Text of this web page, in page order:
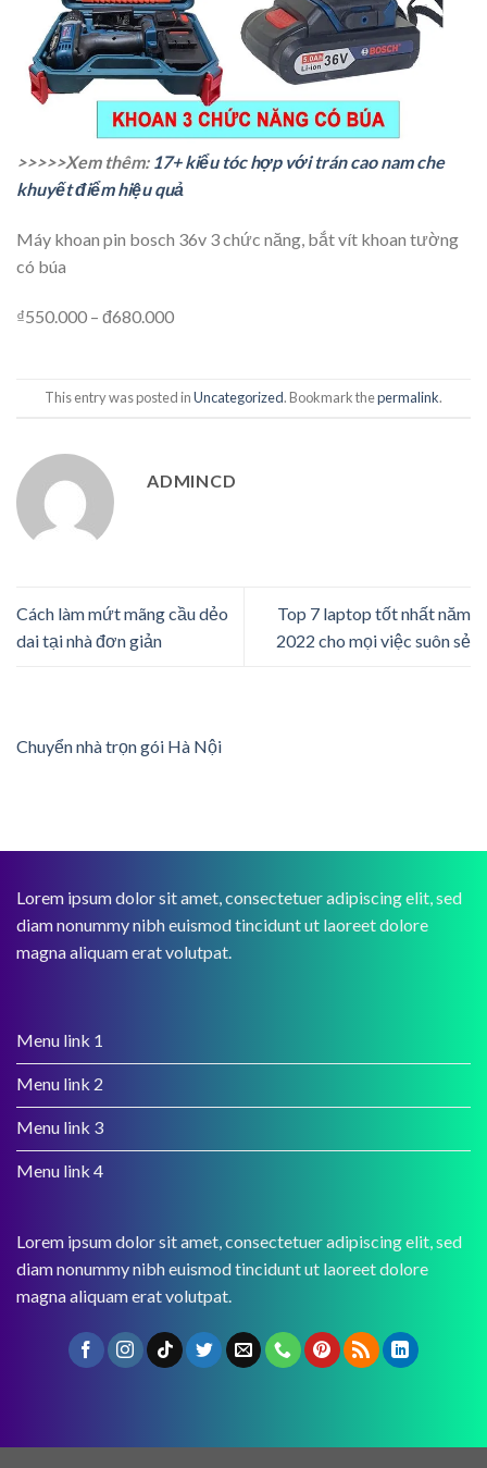
>>>>>Xem thêm: 17+ kiểu tóc hợp với trán cao nam che
khuyết điểm hiệu quả
Máy khoan pin bosch 36v 3 chức năng, bắt vít khoan tường
có búa
₫550.000 – đ680.000
This entry was posted inUncategorized. Bookmark thepermalink.
ADMINCD
Cách làm mứt mãng cầu dẻo
dai tại nhà đơn giản
Top 7 laptop tốt nhất năm
2022 cho mọi việc suôn sẻ
Chuyển nhà trọn gói Hà Nội
Lorem ipsum dolor sit amet, consectetuer adipiscing elit, sed
diam nonummy nibh euismod tincidunt ut laoreet dolore
magna aliquam erat volutpat.
Menu link 1
Menu link 2
Menu link 3
Menu link 4
Lorem ipsum dolor sit amet, consectetuer adipiscing elit, sed
diam nonummy nibh euismod tincidunt ut laoreet dolore
magna aliquam erat volutpat.